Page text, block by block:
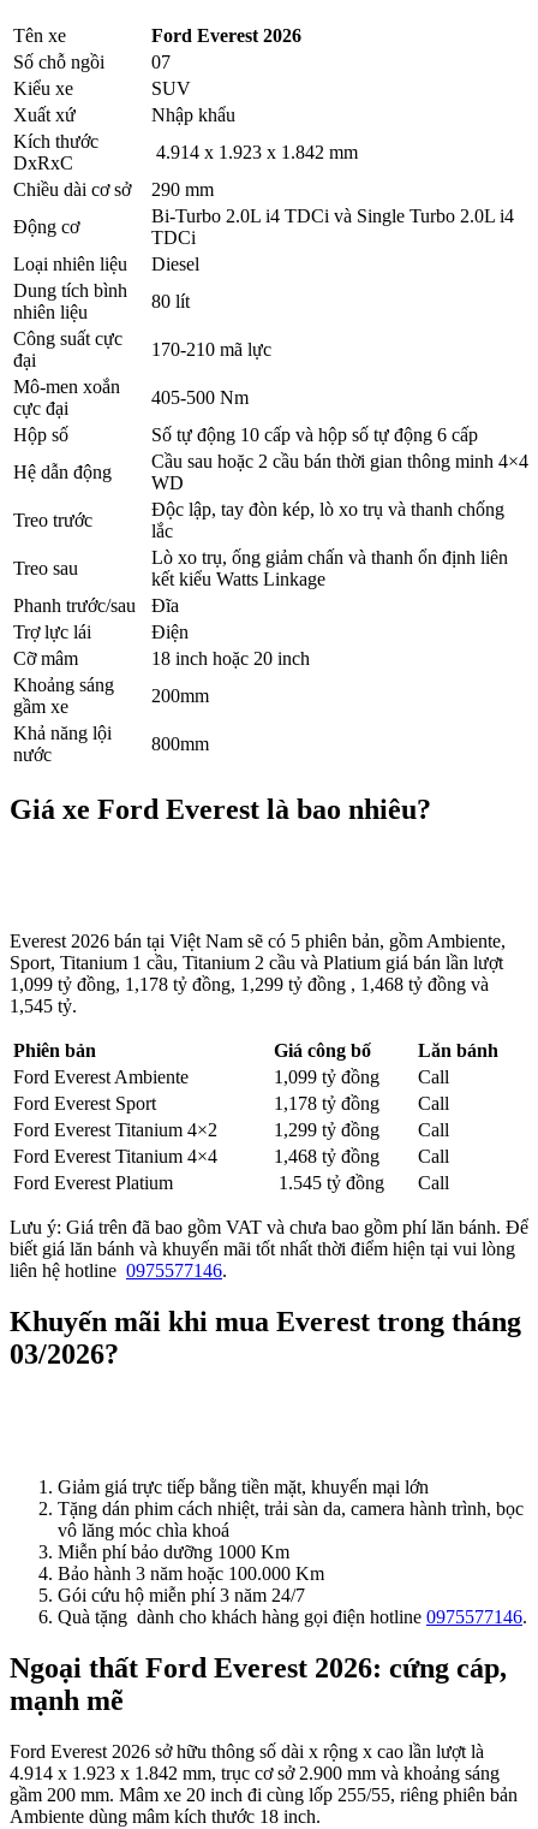
Tên xe
Ford Everest 2026
Số chỗ ngồi
07
Kiểu xe
SUV
Xuất xứ
Nhập khẩu
Kích thước
DxRxC
4.914 x 1.923 x 1.842 mm
Chiều dài cơ sở
290 mm
Động cơ
Bi-Turbo 2.0L i4 TDCi và Single Turbo 2.0L i4
TDCi
Loại nhiên liệu
Diesel
Dung tích bình
nhiên liệu
80 lít
Công suất cực
đại
170-210 mã lực
Mô-men xoắn
cực đại
405-500 Nm
Hộp số
Số tự động 10 cấp và hộp số tự động 6 cấp
Hệ dẫn động
Cầu sau hoặc 2 cầu bán thời gian thông minh 4×4
WD
Treo trước
Độc lập, tay đòn kép, lò xo trụ và thanh chống
lắc
Treo sau
Lò xo trụ, ống giảm chấn và thanh ổn định liên
kết kiểu Watts Linkage
Phanh trước/sau
Đĩa
Trợ lực lái
Điện
Cỡ mâm
18 inch hoặc 20 inch
Khoảng sáng
gầm xe
200mm
Khả năng lội
nước
800mm
Giá xe Ford Everest là bao nhiêu?
Everest 2026 bán tại Việt Nam sẽ có 5 phiên bản, gồm Ambiente,
Sport, Titanium 1 cầu, Titanium 2 cầu và Platium giá bán lần lượt
1,099 tỷ đồng, 1,178 tỷ đồng, 1,299 tỷ đồng , 1,468 tỷ đồng và
1,545 tỷ.
Phiên bản Giá công bố
Lăn bánh
Ford Everest Ambiente
1,099 tỷ đồng
Call
Ford Everest Sport
1,178 tỷ đồng
Call
Ford Everest Titanium 4×2
1,299 tỷ đồng
Call
Ford Everest Titanium 4×4
1,468 tỷ đồng
Call
Ford Everest Platium
1.545 tỷ đồng Call
Lưu ý: Giá trên đã bao gồm VAT và chưa bao gồm phí lăn bánh. Để
biết giá lăn bánh và khuyến mãi tốt nhất thời điểm hiện tại vui lòng
liên hệ hotline 0975577146.
Khuyến mãi khi mua Everest trong tháng
03/2026?
Giảm giá trực tiếp bằng tiền mặt, khuyến mại lớn
Tặng dán phim cách nhiệt, trải sàn da, camera hành trình, bọc
vô lăng móc chìa khoá
Miễn phí bảo dưỡng 1000 Km
Bảo hành 3 năm hoặc 100.000 Km
Gói cứu hộ miễn phí 3 năm 24/7
Quà tặng dành cho khách hàng gọi điện hotline 0975577146.
Ngoại thất Ford Everest 2026: cứng cáp,
mạnh mẽ
Ford Everest 2026 sở hữu thông số dài x rộng x cao lần lượt là
4.914 x 1.923 x 1.842 mm, trục cơ sở 2.900 mm và khoảng sáng
gầm 200 mm. Mâm xe 20 inch đi cùng lốp 255/55, riêng phiên bản
Ambiente dùng mâm kích thước 18 inch.